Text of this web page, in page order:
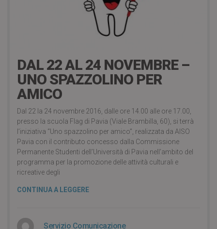
DAL 22 AL 24 NOVEMBRE –
UNO SPAZZOLINO PER
AMICO
Dal 22 la 24 novembre 2016, dalle ore 14.00 alle ore 17.00,
presso la scuola Flag di Pavia (Viale Brambilla, 60), si terrà
l’iniziativa “Uno spazzolino per amico”, realizzata da AISO
Pavia con il contributo concesso dalla Commissione
Permanente Studenti dell’Università di Pavia nell’ambito del
programma per la promozione delle attività culturali e
ricreative degli
CONTINUA A LEGGERE
Servizio Comunicazione